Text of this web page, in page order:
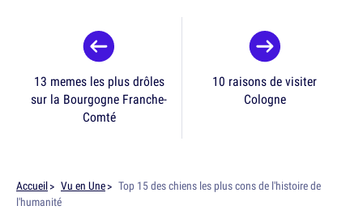
13 memes les plus drôles
sur la Bourgogne Franche-
Comté
10 raisons de visiter
Cologne
Accueil Vu en Une
Top 15 des chiens les plus cons de l'histoire de
l'humanité